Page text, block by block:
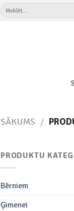
Meklēt:
SĀKUMS /
PRODUKTU
Bērniem
Ģimenei